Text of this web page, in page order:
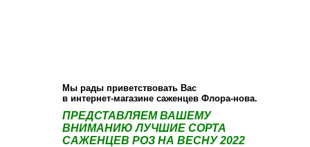
Мы рады приветствовать Вас
в интернет-магазине саженцев Флора-нова.
ПРЕДСТАВЛЯЕМ ВАШЕМУ
ВНИМАНИЮ ЛУЧШИЕ СОРТА
САЖЕНЦЕВ РОЗ НА ВЕСНУ 2022